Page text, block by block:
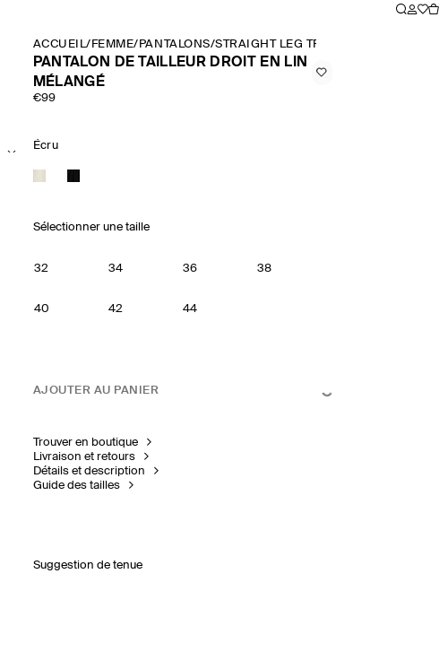
ACCUEIL/ FEMME/ PANTALONS/STRAIGHT LEG TROUSERS
PANTALON DE TAILLEUR DROIT EN LIN
MÉLANGÉ
€99
Écru
Sélectionner une taille
32 34 36 38
40 42 44
AJOUTER AU PANIER
Trouver en boutique
Livraison et retours
Détails et description
Guide des tailles
Suggestion de tenue